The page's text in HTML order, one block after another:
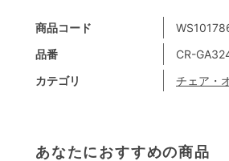
商品コード
品番
CR-
カテゴリ
チェア・
あなたにおすすめの商品